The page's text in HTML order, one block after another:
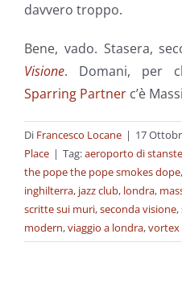
davvero troppo.
Bene, vado. Stasera,
Visione. Domani, per
Sparring Partner c’è
Di Francesco Locane | 17
Place | Tag:aeroporto di
the pope the pope smokes dope,
inghilterra, jazz club, londra,
scritte sui muri,seconda visione,
modern,viaggio a londra,vortex